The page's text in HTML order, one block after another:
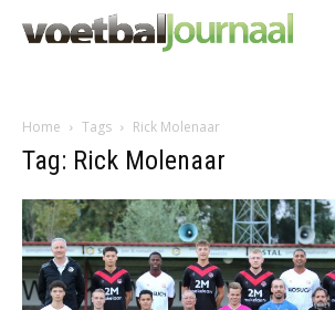
Home Tags Rick Molenaar
Tag: Rick Molenaar